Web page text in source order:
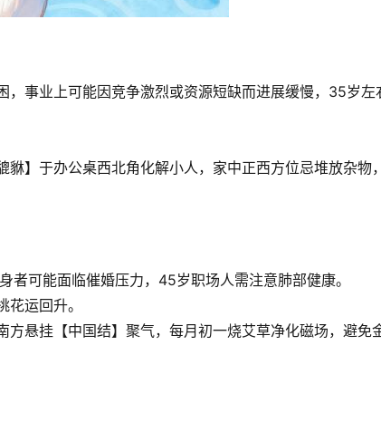
事业上可能因竞争激烈或资源短缺而进展缓慢，35岁左
貅】于办公桌西北角化解小人，家中正西方位忌堆放杂物
者可能面临催婚压力，45岁职场人需注意肺部健康。
运回升。
方悬挂【中国结】聚气，每月初一烧艾草净化磁场，避免